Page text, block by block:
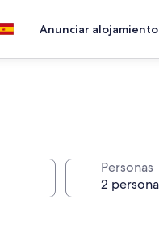
Anunciar alojamiento
Personas